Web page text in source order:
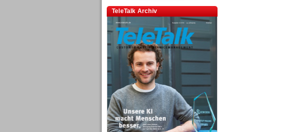
TeleTalk Archiv
Inbound
Inbound